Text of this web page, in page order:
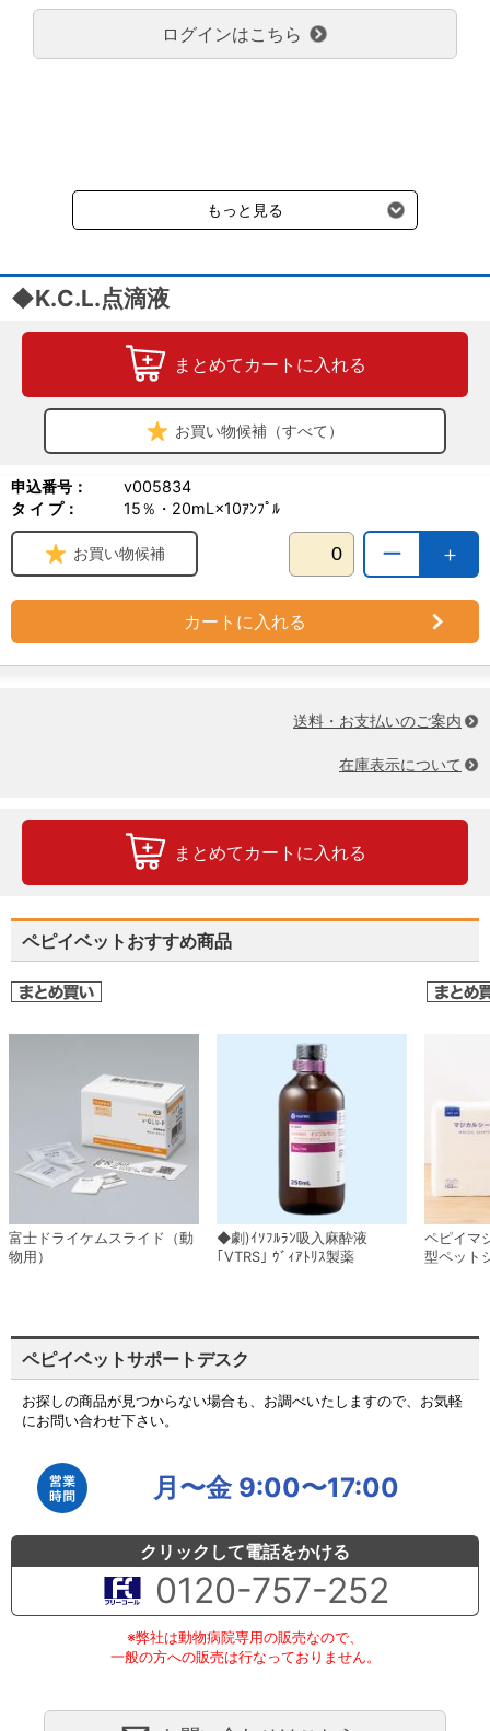
のみで新たな送料は発生しません。
大型商品送料が必要な商品をご注文の場合は、大型商品送料のみご
負担頂きます。
受けます。
ログインはこちら
もっと見る
◆K.C.L.点滴液
まとめてカートに入れる
お買い物候補（すべて）
申込番号：
v005834
タ イ プ：
15％・20mL×10ｱﾝﾌﾟﾙ
＋
ー
お買い物候補
カートに入れる
送料・お支払いのご案内
在庫表示について
まとめてカートに入れる
ペピイベットおすすめ商品
富士ドライケムスライド（動
物用）
◆劇)ｲｿﾌﾙﾗﾝ吸入麻酔液
｢VTRS｣ ｳﾞｨｱﾄﾘｽ製薬
ペピイマ
型ペット
ペピイベットサポートデスク
お探しの商品が見つからない場合も、お調べいたしますので、お気軽
にお問い合わせ下さい。
月〜金 9:00〜17:00
クリックして電話をかける
0120-757-252
※弊社は動物病院専用の販売なので、
一般の方への販売は行なっておりません。